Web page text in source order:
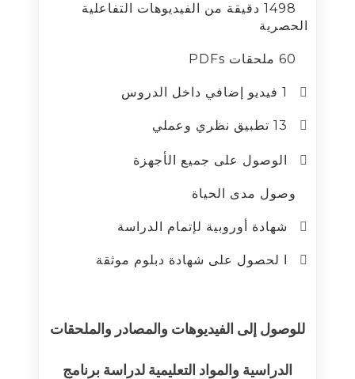
1498 دقيقة من الفيديوهات التفاعلية
الحصرية
الوصول على جميع الأجهزة
وصول مدى الحياة
شهادة أوروبية لإتمام الدراسة
ا لحصول على شهادة دبلوم موثقة
للوصول إلى الفيديوهات والمصادر والملحقات
الدراسية والمواد التعليمية لدراسة برنامج